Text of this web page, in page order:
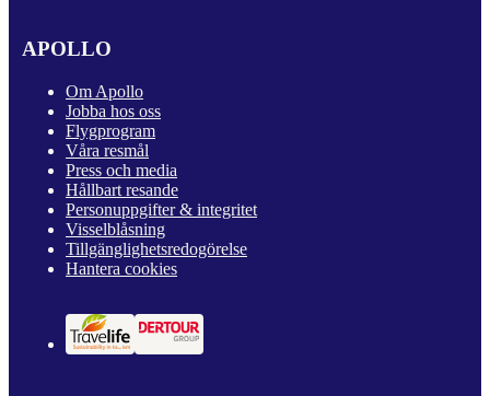
APOLLO
Om Apollo
Jobba hos oss
Flygprogram
Våra resmål
Press och media
Hållbart resande
Personuppgifter & integritet
Visselblåsning
Tillgänglighetsredogörelse
Hantera cookies